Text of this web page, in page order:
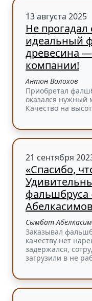
13 августа 2025
Не
идеальный
древесина
компании!
Антон Волохов
Приобретал
оказался
Качество на
21 сентября
«Спасибо,
Сымбат
Заказывал
качеству нет
задержался,
загрузили в не